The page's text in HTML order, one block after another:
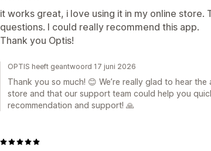
it works great, i love using it in my online store.
questions. I could really recommend this app.
Thank you Optis!
OPTIS heeft geantwoord 17 juni 2026
Thank you so much! 😊 We’re really glad to hear
store and that our support team could help you
recommendation and support! 🙏